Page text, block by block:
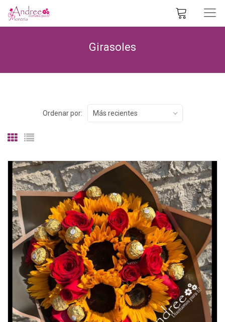
Girasoles
Ordenar por: Más recientes